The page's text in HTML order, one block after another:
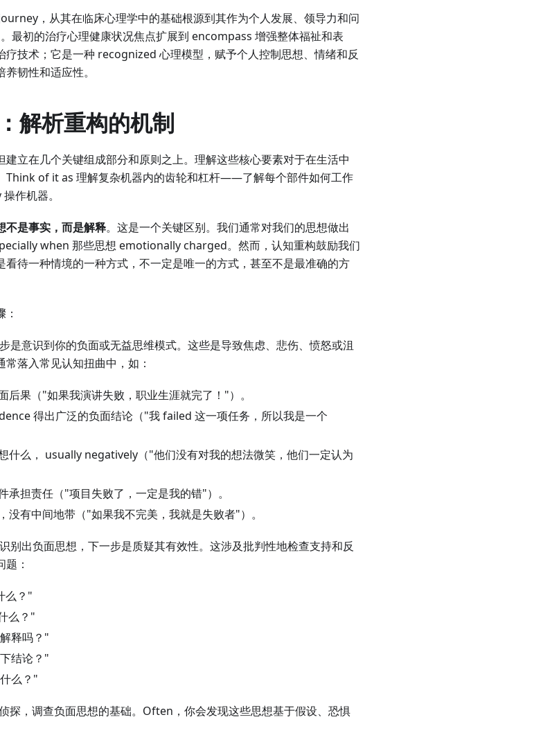
，从其在临床心理学中的基础根源到其作为个人发展、领导力和问
最初的治疗心理健康状况焦点扩展到 encompass 增强整体福祉和表
疗技术；它是一种 recognized 心理模型，赋予个人控制思想、情绪和反
韧性和适应性。
解析重构的机制
立在几个关键组成部分和原则之上。理解这些核心要素对于在生活中
Think of it as 理解复杂机器内的齿轮和杠杆——了解每个部件如何工作
作机器。
不是事实，而是解释。这是一个关键区别。我们通常对我们的思想做出
when 那些思想 emotionally charged。然而，认知重构鼓励我们
待一种情境的一种方式，不一定是唯一的方式，甚至不是最准确的方
是意识到你的负面或无益思维模式。这些是导致焦虑、悲伤、愤怒或沮
落入常见认知扭曲中，如：
后果（"如果我演讲失败，职业生涯就完了！"）。
得出广泛的负面结论（"我 failed 这一项任务，所以我是一个
什么， usually negatively（"他们没有对我的想法微笑，他们一定认为
承担责任（"项目失败了，一定是我的错"）。
没有中间地带（"如果我不完美，我就是失败者"）。
别出负面思想，下一步是质疑其有效性。这涉及批判性地检查支持和反
：
么？"
么？"
释吗？"
结论？"
么？"
探，调查负面思想的基础。Often，你会发现这些思想基于假设、恐惧